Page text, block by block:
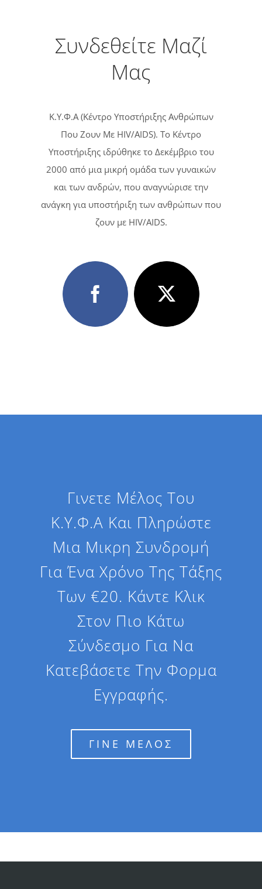
Συνδεθείτε Μαζί
Μας
Κ.Υ.Φ.Α (Κέντρο Υποστήριξης Ανθρώπων
Που Ζουν Με HIV/AIDS). Tο Κέντρο
Υποστήριξης ιδρύθηκε το Δεκέμβριο του
2000 από μια μικρή ομάδα των γυναικών
και των ανδρών, που αναγνώρισε την
ανάγκη για υποστήριξη των ανθρώπων που
ζουν με HIV/AIDS.
Γινετε Μέλος Του
Κ.Υ.Φ.Α Και Πληρώστε
Μια Μικρη Συνδρομή
Για Ένα Χρόνο Της Τάξης
Των €20. Κάντε Κλικ
Στον Πιο Κάτω
Σύνδεσμο Για Να
Κατεβάσετε Την Φορμα
Εγγραφής.
ΓΙΝΕ ΜΕΛΟΣ